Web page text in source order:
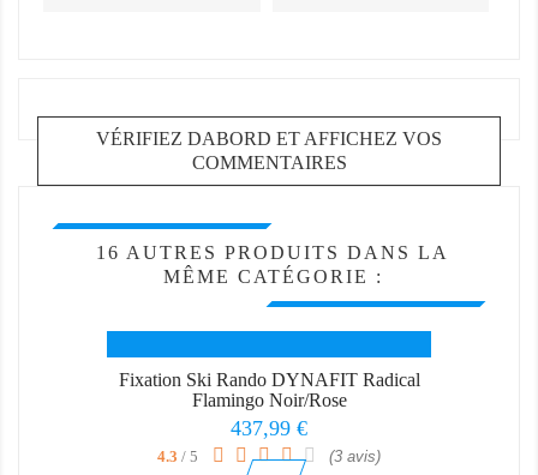
VÉRIFIEZ DABORD ET AFFICHEZ VOS
COMMENTAIRES
16 AUTRES PRODUITS DANS LA
MÊME CATÉGORIE :
Fixation Ski Rando DYNAFIT Radical
Flamingo Noir/Rose
Prix
437,99 €
4.3 / 5 (3 avis)